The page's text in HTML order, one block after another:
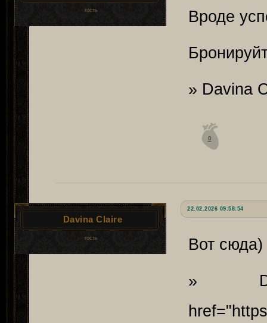
гость Вроде
» Davina
0
22.02.2026 09:58:54
Davina Claire
гость Вот сюда)
»